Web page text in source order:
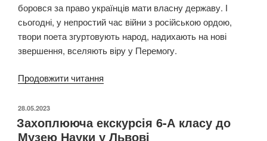
боровся за право українців мати власну державу. І
сьогодні, у непростий час війни з російською ордою,
твори поета згуртовують народ, надихають на нові
звершення, вселяють віру у Перемогу.
Продовжити читання
дня
смерті
ОПУБЛІКОВАНО
28.05.2023
Захоплююча екскурсія 6-А класу до
Музею Науки у Львові